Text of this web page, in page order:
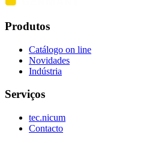
Produtos
Catálogo on line
Novidades
Indústria
Serviços
tec.nicum
Contacto